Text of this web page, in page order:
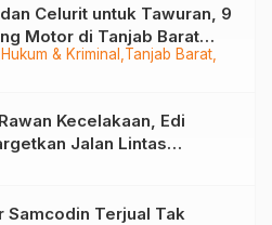
Hukum & Kriminal Tanjab Barat
Celurit untuk Tawuran, 9
Motor di Tanjab Barat
Kecelakaan, Edi
Jalan Lintas
Mulus di 2028
Samcodin Terjual Tak